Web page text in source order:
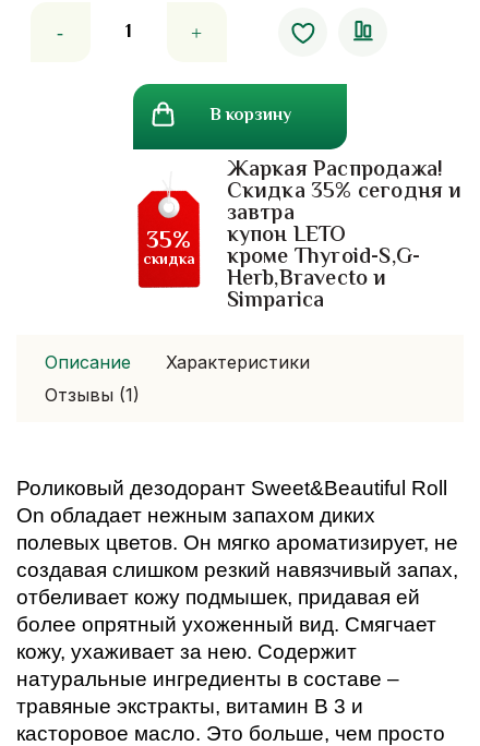
товара
В корзину
Жаркая Распродажа!
Скидка 35% сегодня и
завтра
купон LETO
кроме Thyroid-S,G-
Herb,Bravecto и
Simparica
35%
скидка
Описание
Характеристики
Отзывы (1)
Роликовый дезодорант Sweet&Beautiful Roll
On обладает нежным запахом диких
полевых цветов. Он мягко ароматизирует, не
создавая слишком резкий навязчивый запах,
отбеливает кожу подмышек, придавая ей
более опрятный ухоженный вид. Смягчает
кожу, ухаживает за нею. Содержит
натуральные ингредиенты в составе –
травяные экстракты, витамин В 3 и
касторовое масло. Это больше, чем просто